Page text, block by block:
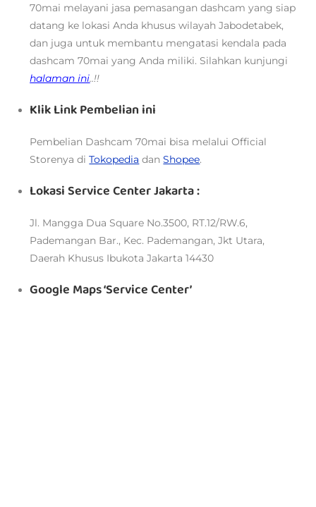
70mai melayani jasa pemasangan dashcam yang siap
datang ke lokasi Anda khusus wilayah Jabodetabek,
dan juga untuk membantu mengatasi kendala pada
dashcam 70mai yang Anda miliki. Silahkan kunjungi
halaman ini..!!
Klik Link Pembelian ini
Pembelian Dashcam 70mai bisa melaluiOfficial
Storenya diTokopedia danShopee.
Lokasi Service Center Jakarta :
Jl. Mangga Dua Square No.3500, RT.12/RW.6,
Pademangan Bar., Kec. Pademangan, Jkt Utara,
Daerah Khusus Ibukota Jakarta 14430
Google Maps ‘Service Center’